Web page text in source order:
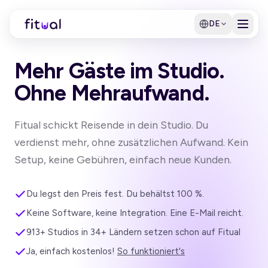
DE
Mehr Gäste im Studio.
Ohne Mehraufwand.
Fitual schickt Reisende in dein Studio. Du
verdienst mehr, ohne zusätzlichen Aufwand. Kein
Setup, keine Gebühren, einfach neue Kunden.
Du legst den Preis fest. Du behältst 100 %.
Keine Software, keine Integration. Eine E-Mail reicht.
913+ Studios in 34+ Ländern setzen schon auf Fitual
Ja, einfach kostenlos! So funktioniert's